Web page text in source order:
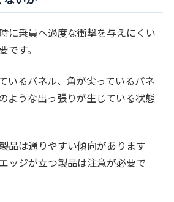
に乗員へ過度な衝撃を与えにくい
す。
いるパネル、角が尖っているパネ
ような出っ張りが生じている状態
品は通りやすい傾向があります
ッジが立つ製品は注意が必要で